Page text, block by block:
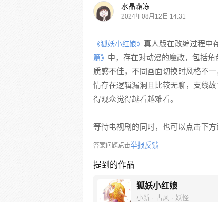
水晶霜冻
2024年08月12日 14:31
《狐妖小红娘》 真人版在改编过程中
篇》 中，存在对动漫的魔改，包括
质感不佳，不同画面切换时风格不
情存在逻辑漏洞且比较无聊，支线
得观众觉得越看越难看。
等待电视剧的同时，也可以点击下
答案问题点击举报反馈
提到的作品
狐妖小红娘
小新 · 古风 · 妖怪